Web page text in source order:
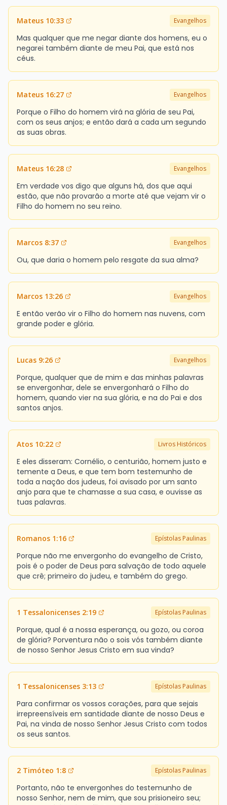
Mateus 10:33 Evangelhos
Mas qualquer que me negar diante dos homens, eu o
negarei também diante de meu Pai, que está nos
céus.
Mateus 16:27 Evangelhos
Porque o Filho do homem virá na glória de seu Pai,
com os seus anjos; e então dará a cada um segundo
as suas obras.
Mateus 16:28 Evangelhos
Em verdade vos digo que alguns há, dos que aqui
estão, que não provarão a morte até que vejam vir o
Filho do homem no seu reino.
Marcos 8:37 Evangelhos
Ou, que daria o homem pelo resgate da sua alma?
Marcos 13:26 Evangelhos
E então verão vir o Filho do homem nas nuvens, com
grande poder e glória.
Lucas 9:26 Evangelhos
Porque, qualquer que de mim e das minhas palavras
se envergonhar, dele se envergonhará o Filho do
homem, quando vier na sua glória, e na do Pai e dos
santos anjos.
Atos 10:22 Livros Históricos
E eles disseram: Cornélio, o centurião, homem justo e
temente a Deus, e que tem bom testemunho de
toda a nação dos judeus, foi avisado por um santo
anjo para que te chamasse a sua casa, e ouvisse as
tuas palavras.
Romanos 1:16 Epístolas Paulinas
Porque não me envergonho do evangelho de Cristo,
pois é o poder de Deus para salvação de todo aquele
que crê; primeiro do judeu, e também do grego.
1 Tessalonicenses 2:19 Epístolas Paulinas
Porque, qual é a nossa esperança, ou gozo, ou coroa
de glória? Porventura não o sois vós também diante
de nosso Senhor Jesus Cristo em sua vinda?
1 Tessalonicenses 3:13 Epístolas Paulinas
Para confirmar os vossos corações, para que sejais
irrepreensíveis em santidade diante de nosso Deus e
Pai, na vinda de nosso Senhor Jesus Cristo com todos
os seus santos.
2 Timóteo 1:8 Epístolas Paulinas
Portanto, não te envergonhes do testemunho de
nosso Senhor, nem de mim, que sou prisioneiro seu;